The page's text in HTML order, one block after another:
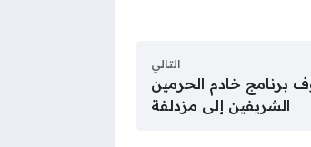
التالي
برنامج خادم الحرمين
الشريفين إلى مزدلفة